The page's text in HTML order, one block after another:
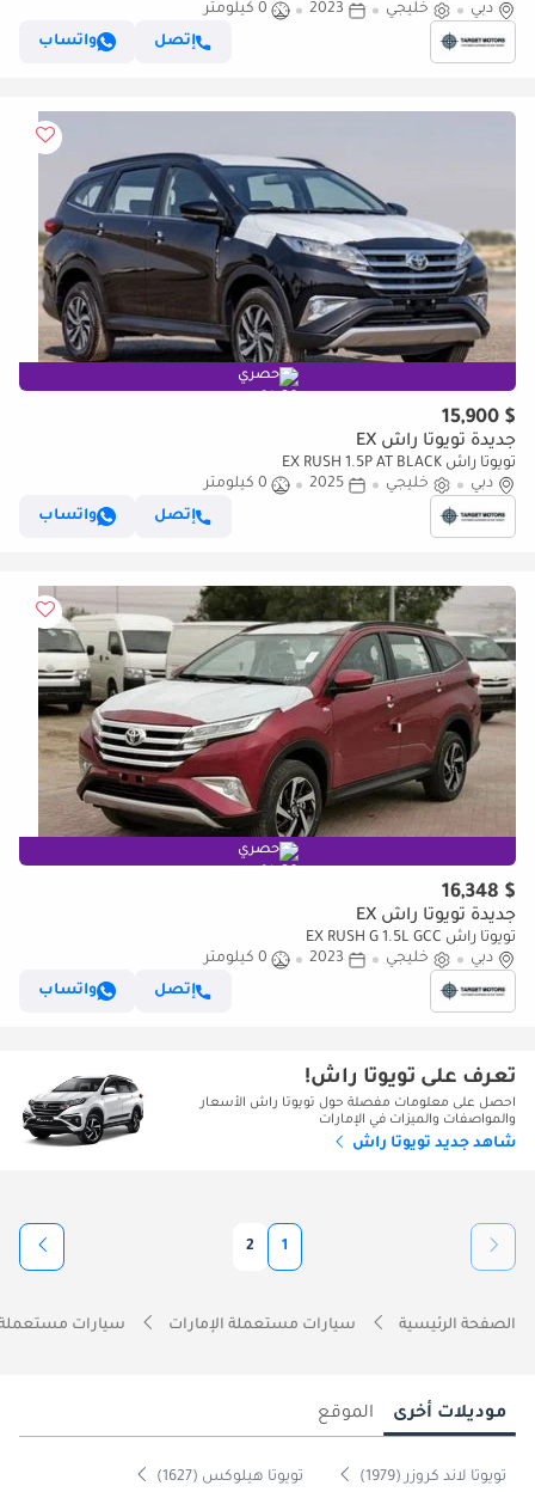
دبي
خليجي 2023
0 كيلومتر
إتصل
واتساب
حصري
$ 15,900
جديدة تويوتا راش EX
تويوتا راش EX RUSH 1.5P AT BLACK
دبي
خليجي 2025
0 كيلومتر
إتصل
واتساب
حصري
$ 16,348
جديدة تويوتا راش EX
تويوتا راش EX RUSH G 1.5L GCC
دبي
خليجي 2023
0 كيلومتر
إتصل
واتساب
تعرف على تويوتا راش!
احصل على معلومات مفصلة حول تويوتا راش الأسعار
والمواصفات والميزات في الإمارات
شاهد جديد تويوتا راش
1
2
الصفحة الرئيسية سيارات مستعملة الإمارات سيارات
موديلات أخرى الموقع
تويوتا لاند كروزر (1979) تويوتا هيلوكس (1627)